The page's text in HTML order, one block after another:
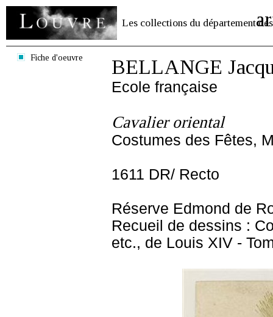
Les collections du département des
Fiche d'oeuvre BELLANGE
Ecole française
Cavalier oriental
Costumes des Fêtes,
1611 DR/ Recto
Réserve Edmond de
Recueil de dessins :
etc., de Louis XIV -